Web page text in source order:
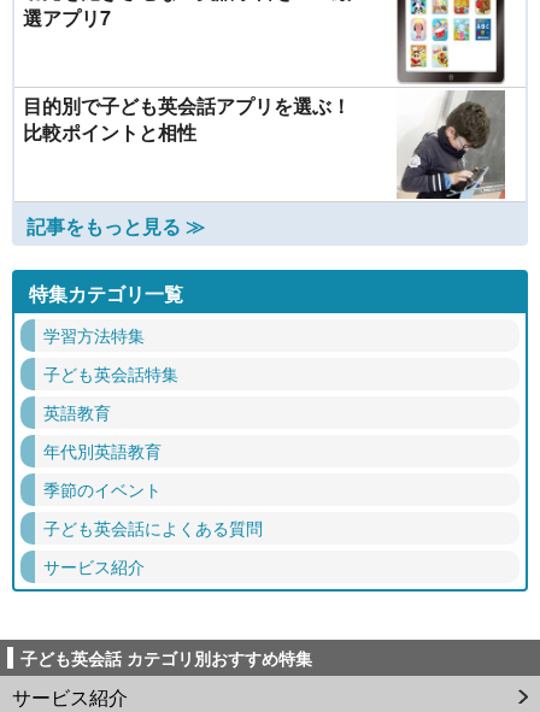
選アプリ7
目的別で子ども英会話アプリを選ぶ！
比較ポイントと相性
記事をもっと見る ≫
特集カテゴリ一覧
学習方法特集
子ども英会話特集
英語教育
年代別英語教育
季節のイベント
子ども英会話によくある質問
サービス紹介
子ども英会話 カテゴリ別おすすめ特集
サービス紹介